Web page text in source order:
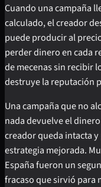
Cuando una campaña
calculado, el creador
puede producir al
perder dinero en cada
de mecenas sin recibir
destruye la reputación
Una campaña que no
nada devuelve el
creador queda intacta
estrategia mejorada.
España fueron un
fracaso que sirvió para